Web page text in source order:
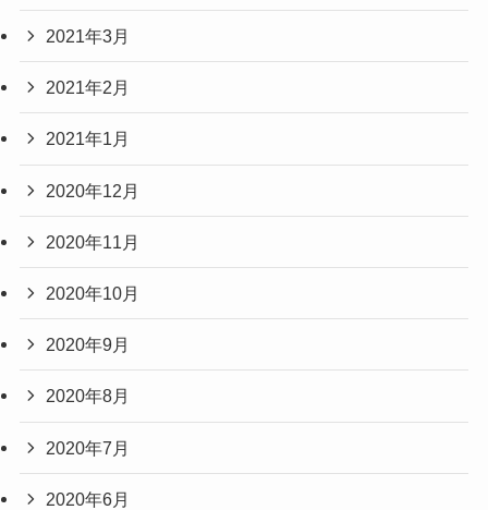
2021年3月
2021年2月
2021年1月
2020年12月
2020年11月
2020年10月
2020年9月
2020年8月
2020年7月
2020年6月